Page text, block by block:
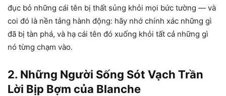
đục bỏ những cái tên bị thất sủng khỏi mọi bức tường — và
coi đó là nền tảng hành động: hãy nhớ chính xác những gì
đã bị tàn phá, và hạ cái tên đó xuống khỏi tất cả những gì
nó từng chạm vào.
2. Những Người Sống Sót Vạch Trần
Lời Bịp Bợm của Blanche